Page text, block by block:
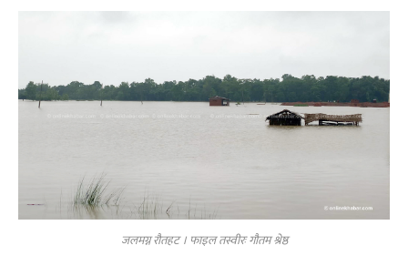
जलमग्न रौतहट । फाइल तस्वीरः गौतम श्रेष्ठ